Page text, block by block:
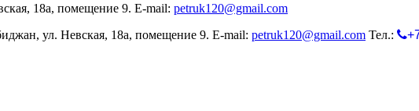
18а, помещение 9. E-mail: petruk120@gmail.com
ул. Невская, 18а, помещение 9. E-mail: petruk120@gmail.com Тел.: